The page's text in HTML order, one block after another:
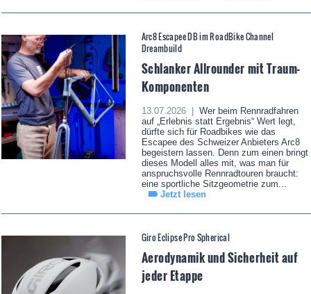
Arc8 Escapee DB im RoadBike Channel
Dreambuild
Schlanker Allrounder mit Traum-
Komponenten
13.07.2026 |
Wer beim Rennradfahren
auf „Erlebnis statt Ergebnis“ Wert legt,
dürfte sich für Roadbikes wie das
Escapee des Schweizer Anbieters Arc8
begeistern lassen. Denn zum einen bringt
dieses Modell alles mit, was man für
anspruchsvolle Rennradtouren braucht:
eine sportliche Sitzgeometrie zum...
Jetzt lesen
Giro Eclipse Pro Spherical
Aerodynamik und Sicherheit auf
jeder Etappe